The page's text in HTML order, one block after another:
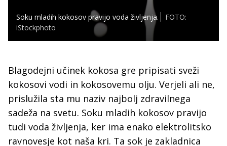
Soku mladih kokosov pravijo voda življenja.
FOTO:
iStockphoto
Blagodejni učinek kokosa gre pripisati sveži
kokosovi vodi in kokosovemu olju. Verjeli ali ne,
prislužila sta mu naziv najbolj zdravilnega
sadeža na svetu. Soku mladih kokosov pravijo
tudi voda življenja, ker ima enako elektrolitsko
ravnovesje kot naša kri. Ta sok je zakladnica